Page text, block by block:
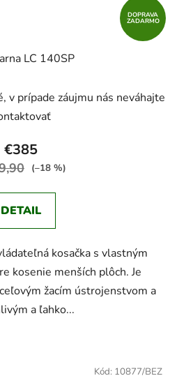
DOPRAVA
ZADARMO
LC 140SP
v prípade záujmu nás neváhajte
€385
(–18 %)
DETAIL
kosačka s vlastným
kosenie menších plôch. Je
žacím ústrojenstvom a
a ľahko...
Kód: 10877/BEZ